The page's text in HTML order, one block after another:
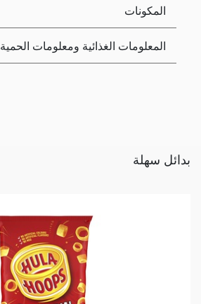
المكونات
المعلومات الغذائية ومعلومات الحمية
بدائل سهلة